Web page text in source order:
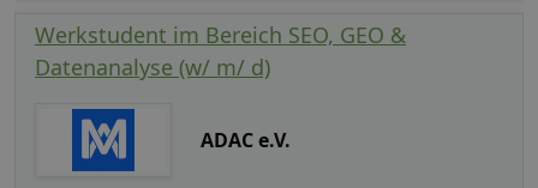
Werkstudent im Bereich SEO, GEO &
Datenanalyse (w/ m/ d)
ADAC e.V.